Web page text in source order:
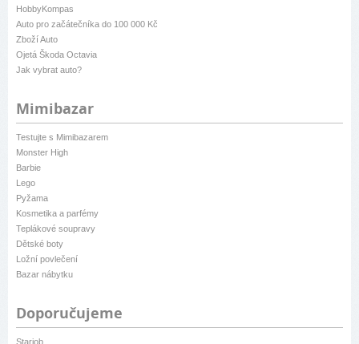
HobbyKompas
Auto pro začátečníka do 100 000 Kč
Zboží Auto
Ojetá Škoda Octavia
Jak vybrat auto?
Mimibazar
Testujte s Mimibazarem
Monster High
Barbie
Lego
Pyžama
Kosmetika a parfémy
Teplákové soupravy
Dětské boty
Ložní povlečení
Bazar nábytku
Doporučujeme
Starjob